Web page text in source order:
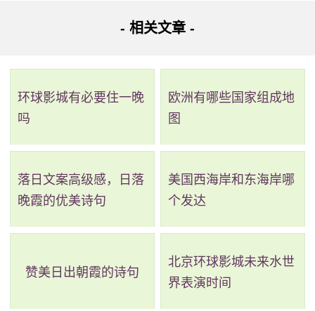
步行 -> 到达。
路线简介：起点 ->步行-> 番108路（地铁石壁站 至 广州
南站总站站）->步行 -> 到达。
详细路线：从起点到步行149米；地铁石壁站乘番108路
- 相关文章 -
环球影城有必要住一晚
吗
欧洲有哪些国家组成地
图
落日文案高级感，日落
晚霞的优美诗句
美国西海岸和东海岸哪
个发达
赞美日出朝霞的诗句
北京环球影城未来水世
界表演时间